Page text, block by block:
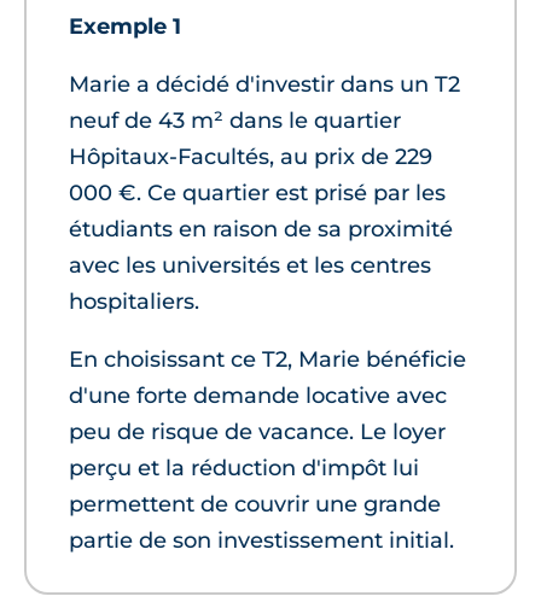
Exemple 1
Marie a décidé d'investir dans un T2
neuf de 43 m² dans le quartier
Hôpitaux-Facultés, au prix de 229
000 €. Ce quartier est prisé par les
étudiants en raison de sa proximité
avec les universités et les centres
hospitaliers.
En choisissant ce T2, Marie bénéficie
d'une forte demande locative avec
peu de risque de vacance. Le loyer
perçu et la réduction d'impôt lui
permettent de couvrir une grande
partie de son investissement initial.